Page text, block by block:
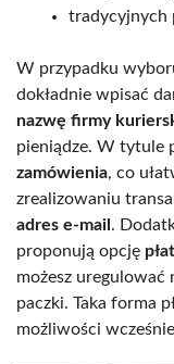
tradycyjnych
W przypadku
dokładnie wpisać
nazwę firmy
pieniądze. W tytule
zamówienia, co
zrealizowaniu
adres e-mail.
proponują opcję
możesz uregulować
paczki. Taka forma
możliwości